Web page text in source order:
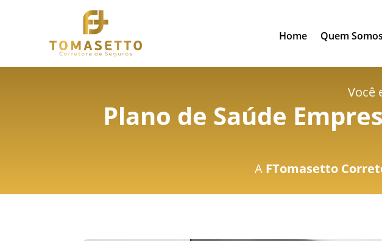
Home Quem Somos
Você
Plano de Saúde
A FTomasetto